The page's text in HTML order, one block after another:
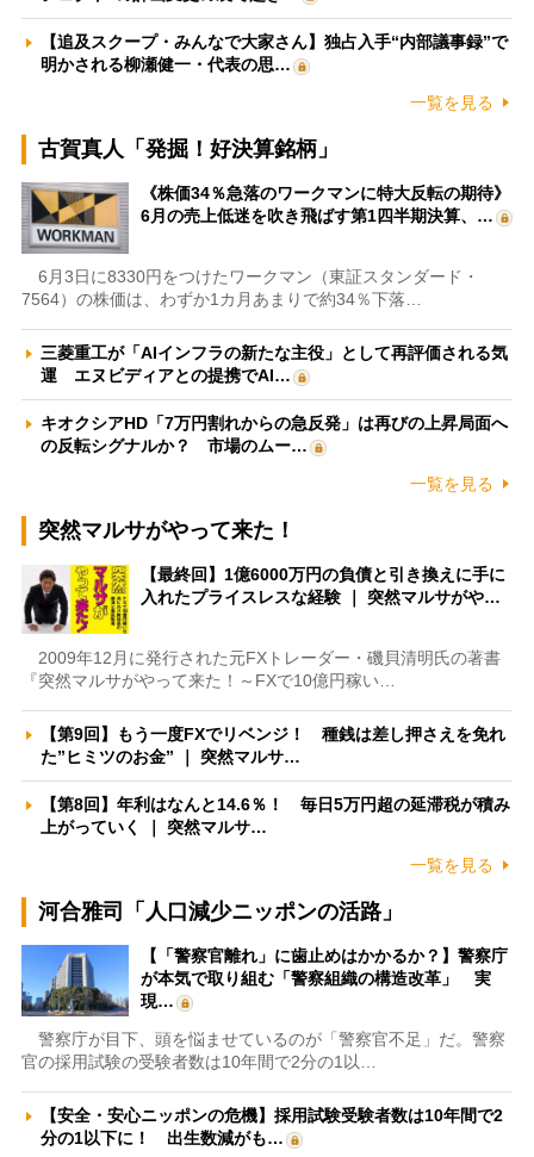
【追及スクープ・みんなで大家さん】独占入手“内部議事録”で
明かされる柳瀬健一・代表の思…
一覧を見る
古賀真人「発掘！好決算銘柄」
《株価34％急落のワークマンに特大反転の期待》
6月の売上低迷を吹き飛ばす第1四半期決算、…
6月3日に8330円をつけたワークマン（東証スタンダード・
7564）の株価は、わずか1カ月あまりで約34％下落…
三菱重工が「AIインフラの新たな主役」として再評価される気
運 エヌビディアとの提携でAI…
キオクシアHD「7万円割れからの急反発」は再びの上昇局面へ
の反転シグナルか？ 市場のムー…
一覧を見る
突然マルサがやって来た！
【最終回】1億6000万円の負債と引き換えに手に
入れたプライスレスな経験 ｜ 突然マルサがや…
2009年12月に発行された元FXトレーダー・磯貝清明氏の著書
『突然マルサがやって来た！～FXで10億円稼い…
【第9回】もう一度FXでリベンジ！ 種銭は差し押さえを免れ
た”ヒミツのお金” ｜ 突然マルサ…
【第8回】年利はなんと14.6％！ 毎日5万円超の延滞税が積み
上がっていく ｜ 突然マルサ…
一覧を見る
河合雅司「人口減少ニッポンの活路」
【「警察官離れ」に歯止めはかかるか？】警察庁
が本気で取り組む「警察組織の構造改革」 実
現…
警察庁が目下、頭を悩ませているのが「警察官不足」だ。警察
官の採用試験の受験者数は10年間で2分の1以…
【安全・安心ニッポンの危機】採用試験受験者数は10年間で2
分の1以下に！ 出生数減がも…